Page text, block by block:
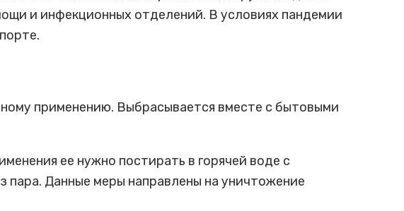
и инфекционных отделений. В условиях пандемии
применению. Выбрасывается вместе с бытовыми
ее нужно постирать в горячей воде с
Данные меры направлены на уничтожение